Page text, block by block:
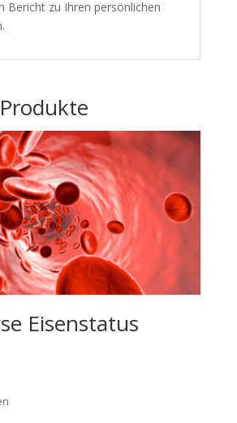
Bericht zu Ihren persönlichen
Eisenstatus